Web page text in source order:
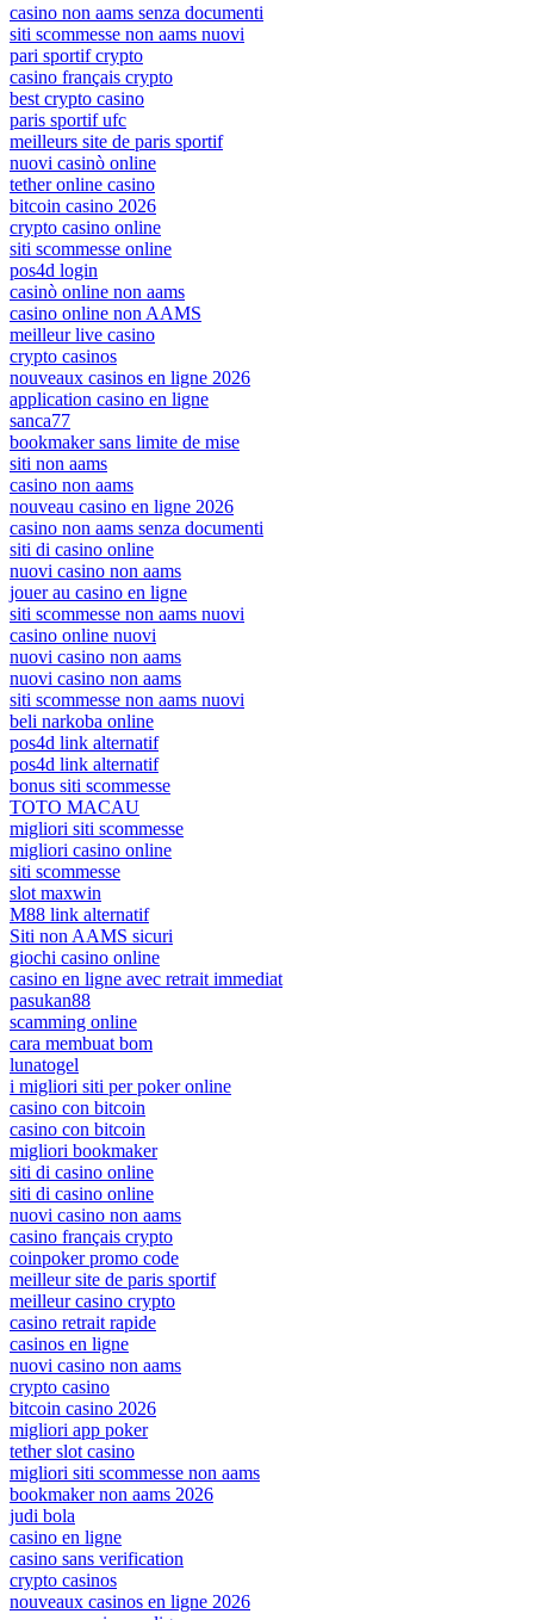
casino non aams senza documenti
siti scommesse non aams nuovi
pari sportif crypto
casino français crypto
best crypto casino
paris sportif ufc
meilleurs site de paris sportif
nuovi casinò online
tether online casino
bitcoin casino 2026
crypto casino online
siti scommesse online
pos4d login
casinò online non aams
casino online non AAMS
meilleur live casino
crypto casinos
nouveaux casinos en ligne 2026
application casino en ligne
sanca77
bookmaker sans limite de mise
siti non aams
casino non aams
nouveau casino en ligne 2026
casino non aams senza documenti
siti di casino online
nuovi casino non aams
jouer au casino en ligne
siti scommesse non aams nuovi
casino online nuovi
nuovi casino non aams
nuovi casino non aams
siti scommesse non aams nuovi
beli narkoba online
pos4d link alternatif
pos4d link alternatif
bonus siti scommesse
TOTO MACAU
migliori siti scommesse
migliori casino online
siti scommesse
slot maxwin
M88 link alternatif
Siti non AAMS sicuri
giochi casino online
casino en ligne avec retrait immediat
pasukan88
scamming online
cara membuat bom
lunatogel
i migliori siti per poker online
casino con bitcoin
casino con bitcoin
migliori bookmaker
siti di casino online
siti di casino online
nuovi casino non aams
casino français crypto
coinpoker promo code
meilleur site de paris sportif
meilleur casino crypto
casino retrait rapide
casinos en ligne
nuovi casino non aams
crypto casino
bitcoin casino 2026
migliori app poker
tether slot casino
migliori siti scommesse non aams
bookmaker non aams 2026
judi bola
casino en ligne
casino sans verification
crypto casinos
nouveaux casinos en ligne 2026